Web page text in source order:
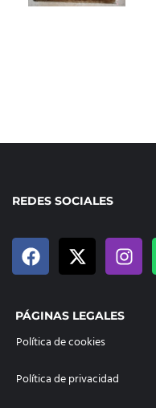
REDES SOCIALES
PÁGINAS LEGALES
Política de cookies
Política de privacidad